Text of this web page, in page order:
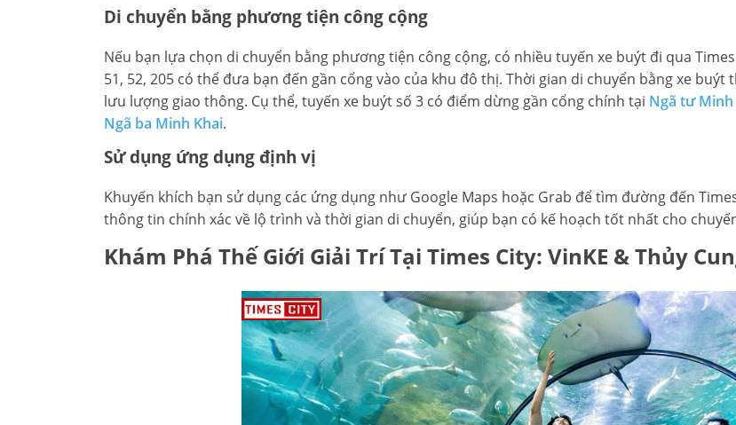
Di chuyển bằng phương tiện công cộng
Nếu bạn lựa chọn di chuyển bằng phương tiện công cộng, có nhiều tuyến xe buýt đi qua Times
51, 52, 205 có thể đưa bạn đến gần cổng vào của khu đô thị. Thời gian di chuyển bằng xe
lưu lượng giao thông. Cụ thể, tuyến xe buýt số 3 có điểm dừng gần cổng chính tại Ngã tư Minh
Ngã ba Minh Khai.
Sử dụng ứng dụng định vị
Khuyến khích bạn sử dụng các ứng dụng như Google Maps hoặc Grab để tìm đường đến
thông tin chính xác về lộ trình và thời gian di chuyển, giúp bạn có kế hoạch tốt nhất cho
Khám Phá Thế Giới Giải Trí Tại Times City: VinKE & Thủy